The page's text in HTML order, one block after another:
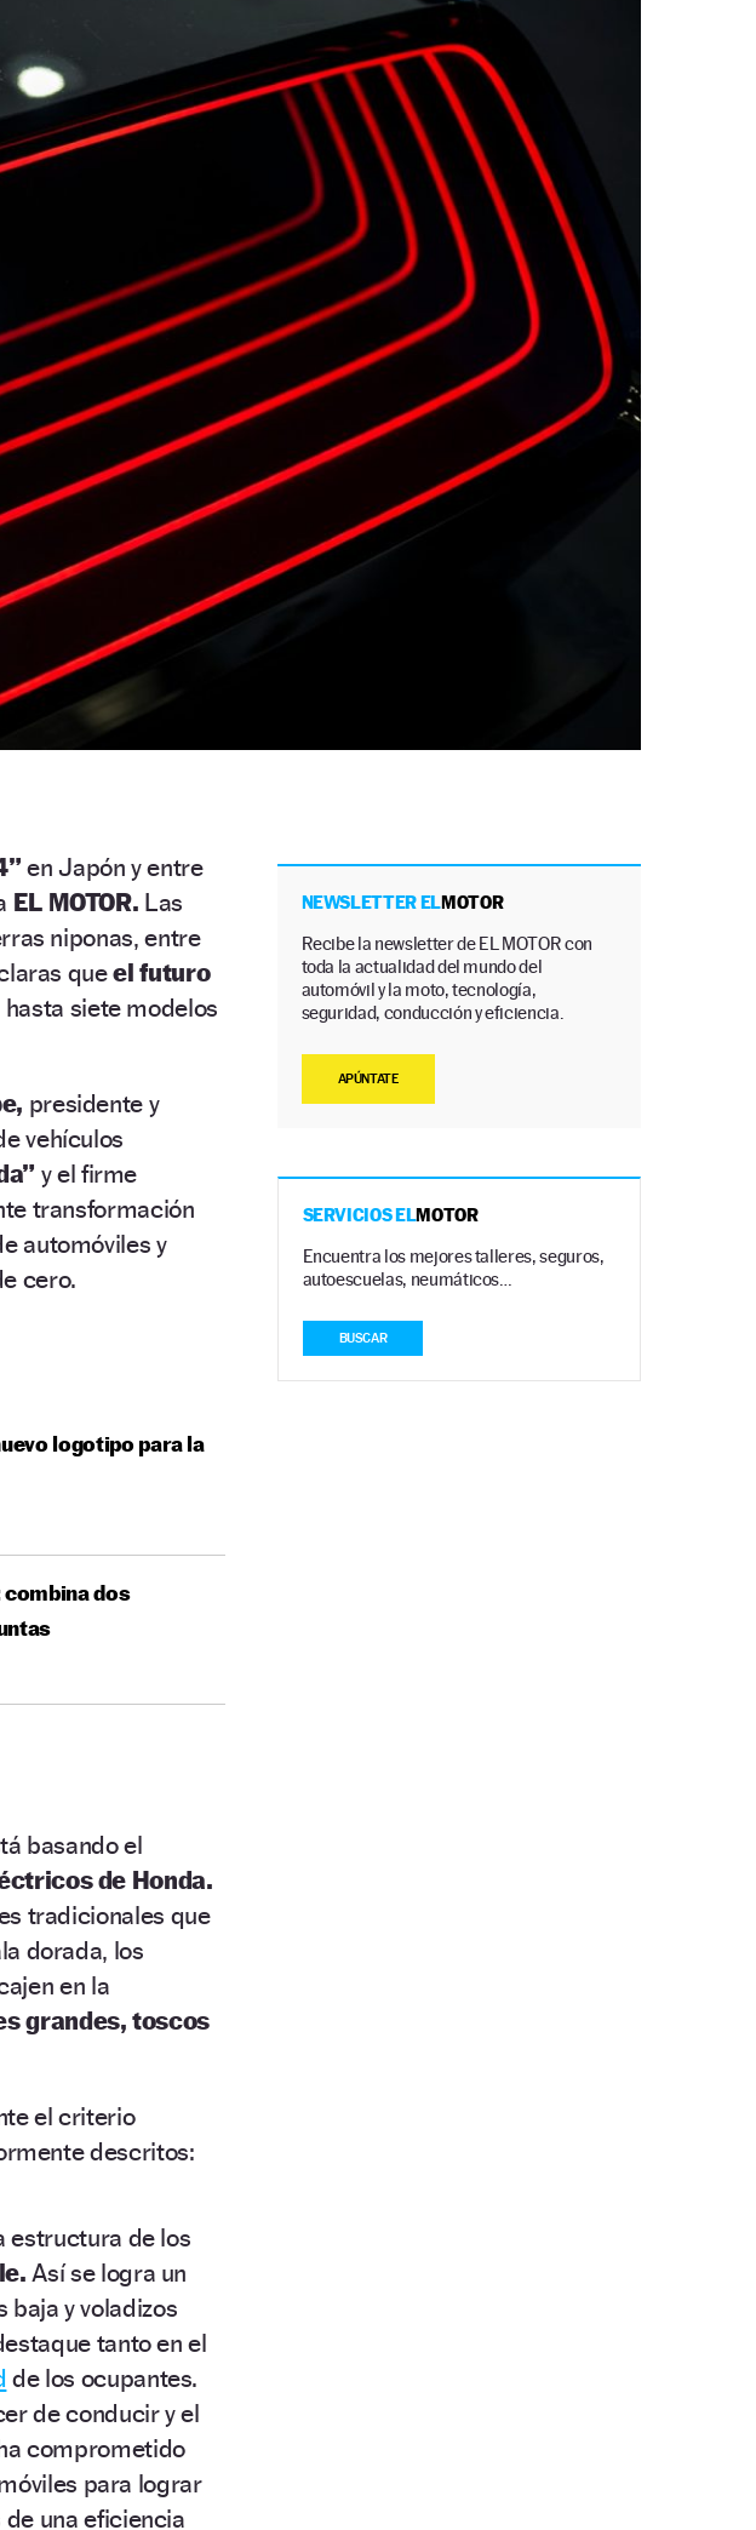
en Japón y entre
EL MOTOR. Las
niponas, entre
queel futuro
siete modelos
presidente y
vehículos
y el firme
transformación
automóviles y
cero.
logotipo para la
combina dos
basando el
de Honda.
tradicionales que
dorada, los
en la
grandes, toscos
el criterio
descritos:
estructura de los
Así se logra un
baja y voladizos
tanto en el
de los ocupantes.
de conducir y el
comprometido
para lograr
una eficiencia
NEWSLETTER ELMOTOR
Recibe la newsletter de EL MOTOR con
toda la actualidad del mundo del
automóvil y la moto, tecnología,
seguridad, conducción y eficiencia.
APÚNTATE
SERVICIOS ELMOTOR
Encuentra los mejores talleres, seguros,
autoescuelas, neumáticos…
BUSCAR